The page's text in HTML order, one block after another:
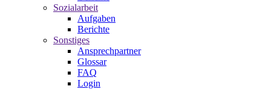
Sozialarbeit
Aufgaben
Berichte
Sonstiges
Ansprechpartner
Glossar
FAQ
Login